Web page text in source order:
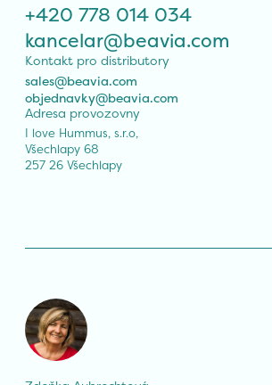
+420 778 014 034
kancelar@beavia.com
Kontakt pro distributory
sales@beavia.com
objednavky@beavia.com
Adresa provozovny
I love Hummus, s.r.o,
Všechlapy 68
257 26 Všechlapy